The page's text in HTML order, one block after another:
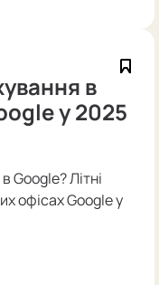
в
у 2025
Google? Літні
офісах Google у